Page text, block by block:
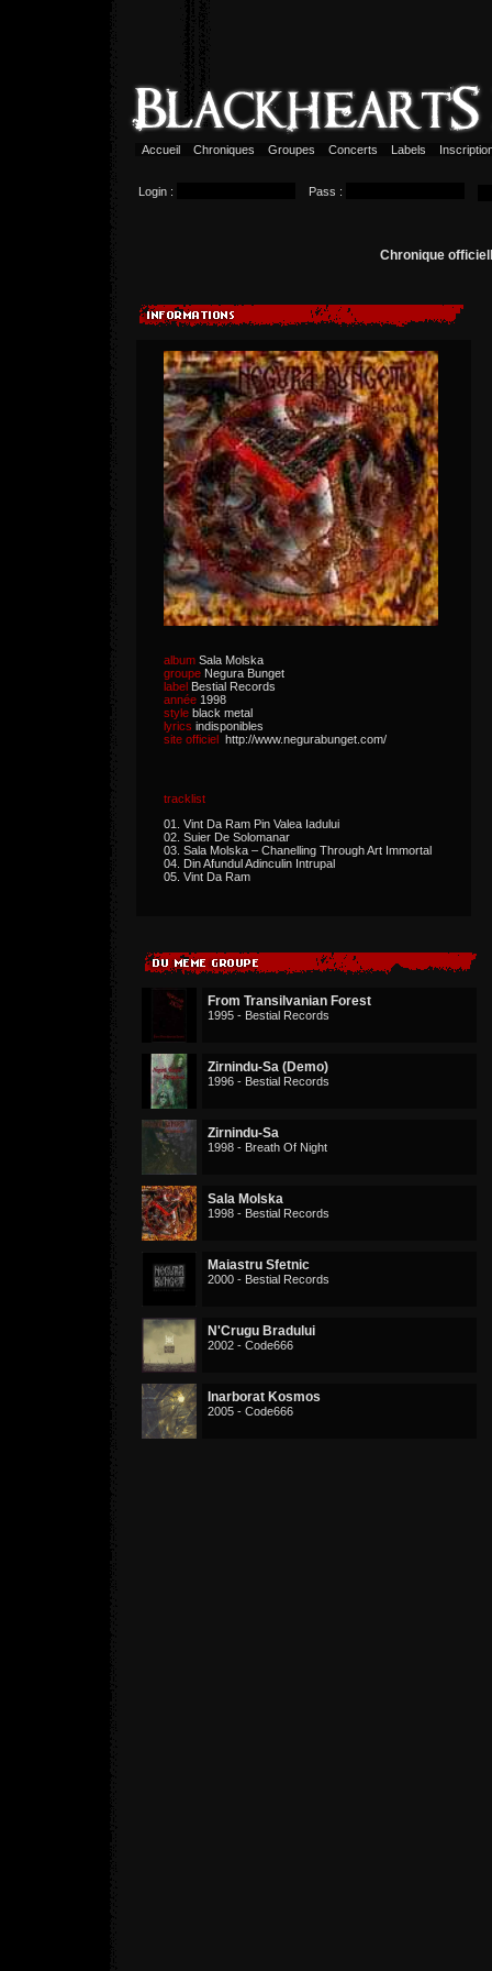
Accueil Chroniques Groupes Concerts Labels
Login : Pass :
Chronique
album Sala Molska
groupe Negura Bunget
label Bestial Records
année 1998
style black metal
lyrics indisponibles
site officiel http://www.negurabunget.com/
tracklist
01. Vint Da Ram Pin Valea Iadului
02. Suier De Solomanar
03. Sala Molska – Chanelling Through Art Immortal
04. Din Afundul Adinculin Intrupal
05. Vint Da Ram
From Transilvanian Forest
1995 - Bestial Records
Zirnindu-Sa (Demo)
1996 - Bestial Records
Zirnindu-Sa
1998 - Breath Of Night
Sala Molska
1998 - Bestial Records
Maiastru Sfetnic
2000 - Bestial Records
N'Crugu Bradului
2002 - Code666
Inarborat Kosmos
2005 - Code666